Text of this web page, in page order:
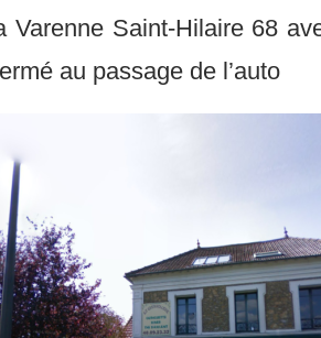
Varenne Saint-Hilaire 68
au passage de l’auto